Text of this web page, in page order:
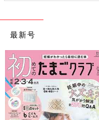
最新号